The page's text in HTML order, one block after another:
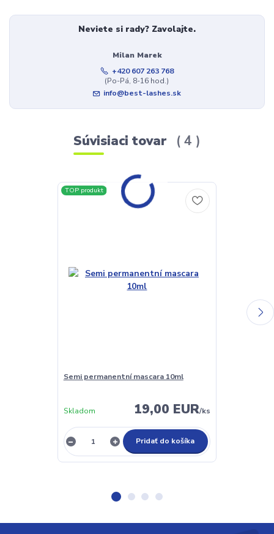
Neviete si rady? Zavolajte.
Milan Marek
+420 607 263 768
(Po-Pá, 8-16 hod.)
info@best-lashes.sk
Súvisiaci tovar 4
TOP produkt
Semi permanentní mascara 10ml
19,00 EUR/ks
Skladom
Pridať do košíka